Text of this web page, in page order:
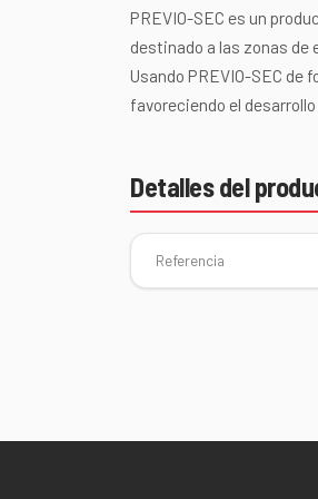
PREVIO-SEC es un
destinado a las zonas de
Usando PREVIO-SEC de
favoreciendo el
Detalles del
Referencia